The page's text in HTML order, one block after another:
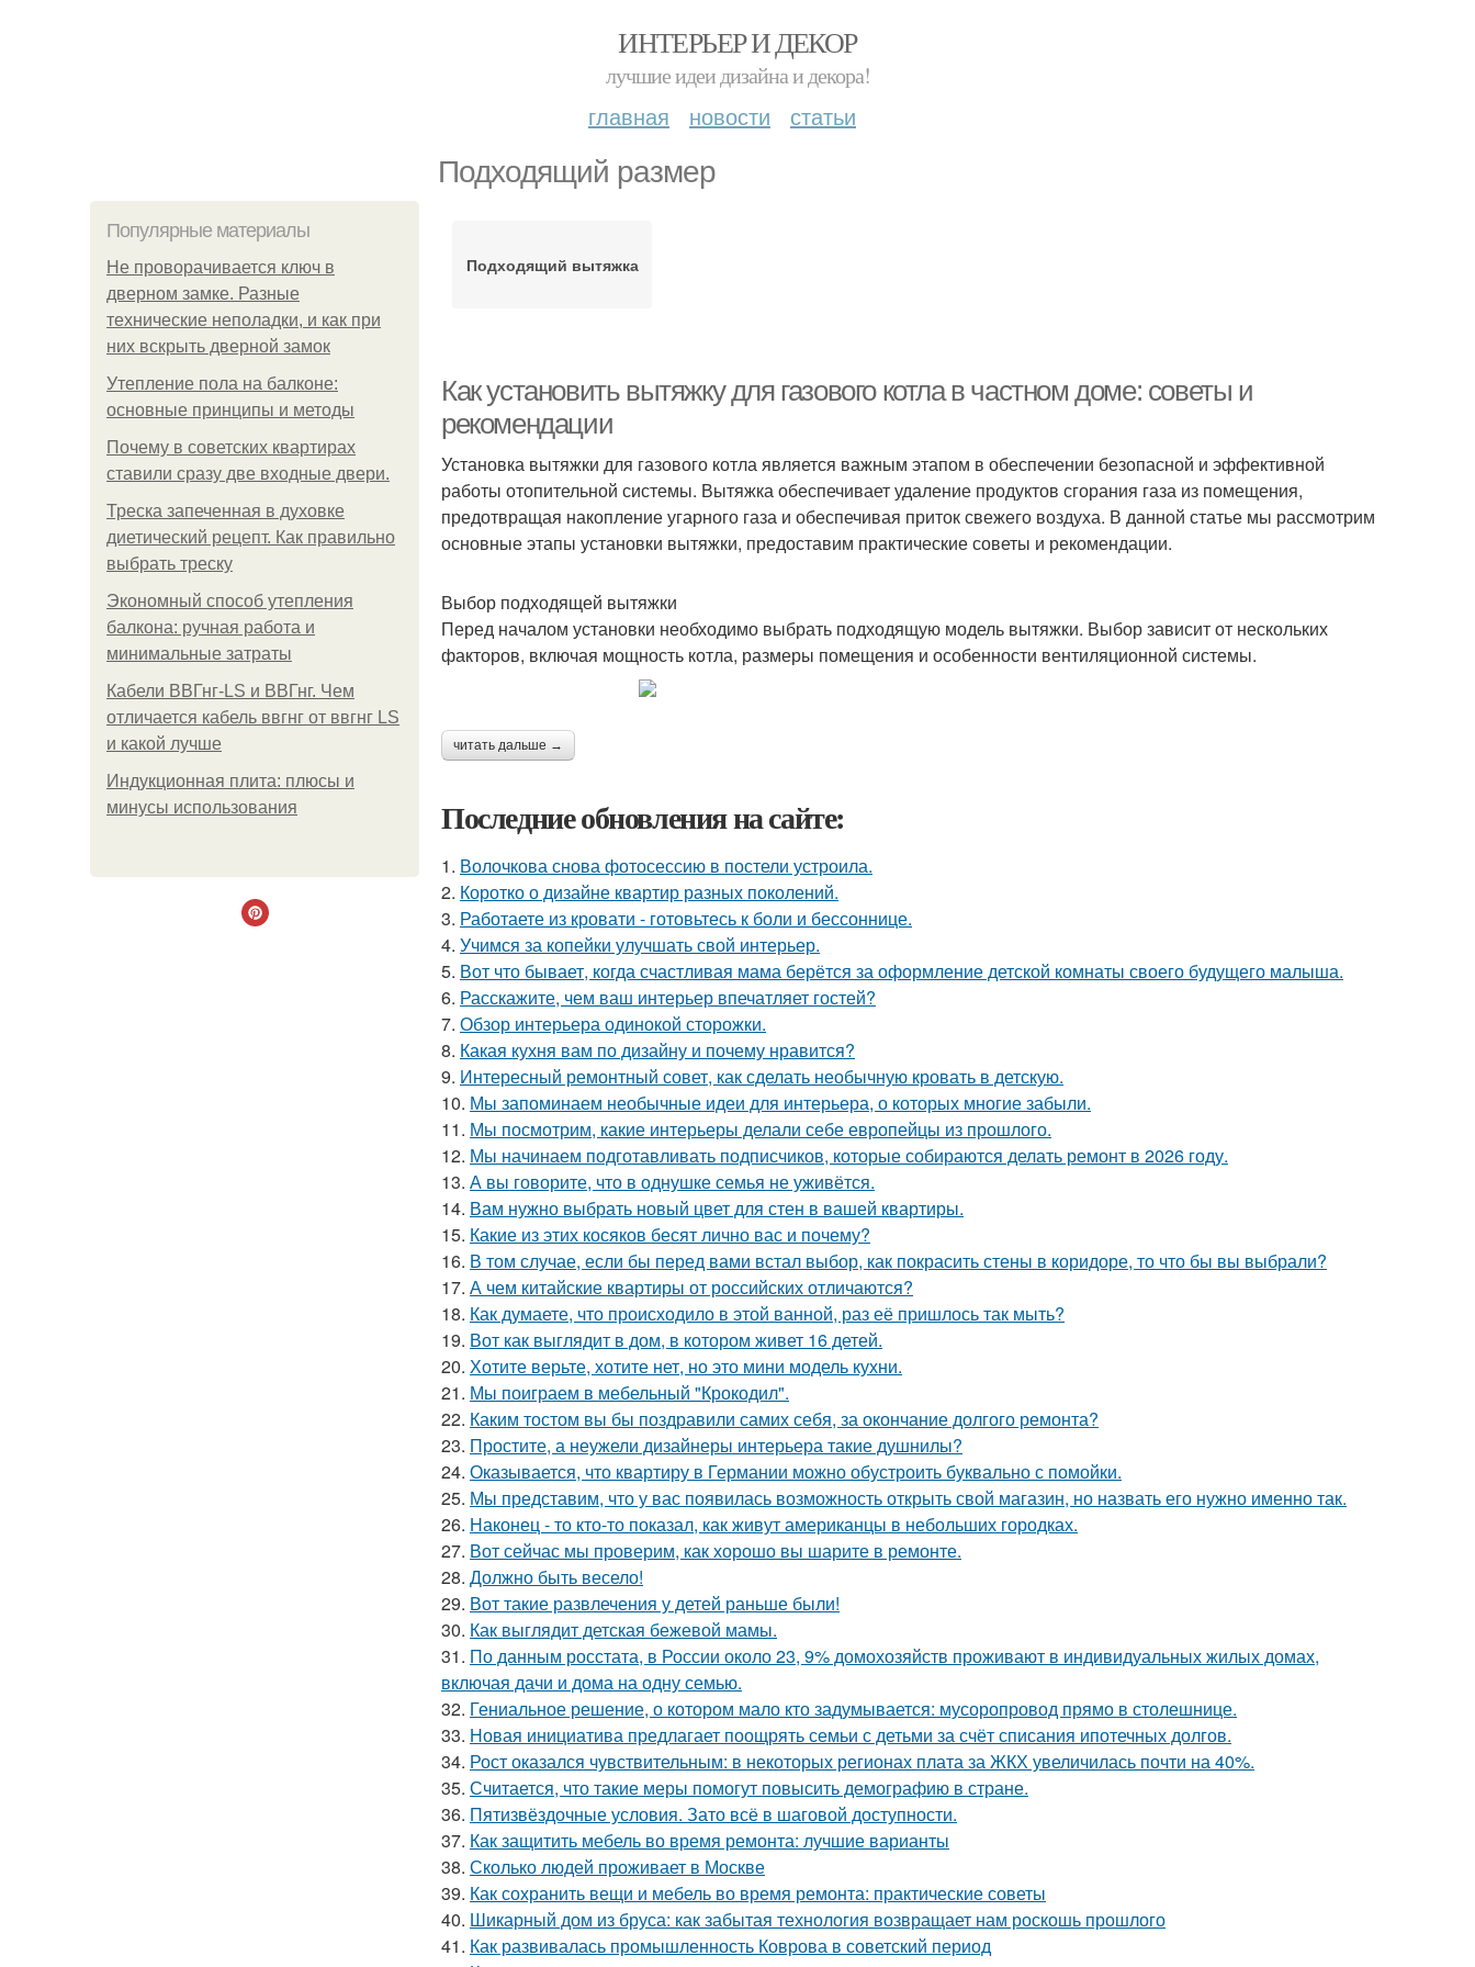
ИНТЕРЬЕР И ДЕКОР
лучшие идеи дизайна и декора!
главная новости статьи
Подходящий размер
Популярные материалы
Не проворачивается ключ в
дверном замке. Разные
технические неполадки, и как при
них вскрыть дверной замок
Утепление пола на балконе:
основные принципы и методы
Почему в советских квартирах
ставили сразу две входные двери.
Треска запеченная в духовке
диетический рецепт. Как правильно
выбрать треску
Экономный способ утепления
балкона: ручная работа и
минимальные затраты
Кабели ВВГнг-LS и ВВГнг. Чем
отличается кабель ввгнг от ввгнг LS
и какой лучше
Индукционная плита: плюсы и
минусы использования
Подходящий вытяжка
Как установить вытяжку для газового котла в частном доме: советы и
рекомендации
Установка вытяжки для газового котла является важным этапом в обеспечении безопасной и эффективной
работы отопительной системы. Вытяжка обеспечивает удаление продуктов сгорания газа из помещения,
предотвращая накопление угарного газа и обеспечивая приток свежего воздуха. В данной статье мы рассмотрим
основные этапы установки вытяжки, предоставим практические советы и рекомендации.
Выбор подходящей вытяжки
Перед началом установки необходимо выбрать подходящую модель вытяжки. Выбор зависит от нескольких
факторов, включая мощность котла, размеры помещения и особенности вентиляционной системы.
читать дальше →
Последние обновления на сайте:
1. Волочкова снова фотосессию в постели устроила.
2. Коротко о дизайне квартир разных поколений.
3. Работаете из кровати - готовьтесь к боли и бессоннице.
4. Учимся за копейки улучшать свой интерьер.
5. Вот что бывает, когда счастливая мама берётся за оформление детской комнаты своего будущего малыша.
6. Расскажите, чем ваш интерьер впечатляет гостей?
7. Обзор интерьера одинокой сторожки.
8. Какая кухня вам по дизайну и почему нравится?
9. Интересный ремонтный совет, как сделать необычную кровать в детскую.
10. Мы запоминаем необычные идеи для интерьера, о которых многие забыли.
11. Мы посмотрим, какие интерьеры делали себе европейцы из прошлого.
12. Мы начинаем подготавливать подписчиков, которые собираются делать ремонт в 2026 году.
13. А вы говорите, что в однушке семья не уживётся.
14. Вам нужно выбрать новый цвет для стен в вашей квартиры.
15. Какие из этих косяков бесят лично вас и почему?
16. В том случае, если бы перед вами встал выбор, как покрасить стены в коридоре, то что бы вы выбрали?
17. А чем китайские квартиры от российских отличаются?
18. Как думаете, что происходило в этой ванной, раз её пришлось так мыть?
19. Вот как выглядит в дом, в котором живет 16 детей.
20. Хотите верьте, хотите нет, но это мини модель кухни.
21. Мы поиграем в мебельный "Крокодил".
22. Каким тостом вы бы поздравили самих себя, за окончание долгого ремонта?
23. Простите, а неужели дизайнеры интерьера такие душнилы?
24. Оказывается, что квартиру в Германии можно обустроить буквально с помойки.
25. Мы представим, что у вас появилась возможность открыть свой магазин, но назвать его нужно именно так.
26. Наконец - то кто-то показал, как живут американцы в небольших городках.
27. Вот сейчас мы проверим, как хорошо вы шарите в ремонте.
28. Должно быть весело!
29. Вот такие развлечения у детей раньше были!
30. Как выглядит детская бежевой мамы.
31. По данным росстата, в России около 23, 9% домохозяйств проживают в индивидуальных жилых домах,
включая дачи и дома на одну семью.
32. Гениальное решение, о котором мало кто задумывается: мусоропровод прямо в столешнице.
33. Новая инициатива предлагает поощрять семьи с детьми за счёт списания ипотечных долгов.
34. Рост оказался чувствительным: в некоторых регионах плата за ЖКХ увеличилась почти на 40%.
35. Считается, что такие меры помогут повысить демографию в стране.
36. Пятизвёздочные условия. Зато всё в шаговой доступности.
37. Как защитить мебель во время ремонта: лучшие варианты
38. Сколько людей проживает в Москве
39. Как сохранить вещи и мебель во время ремонта: практические советы
40. Шикарный дом из бруса: как забытая технология возвращает нам роскошь прошлого
41. Как развивалась промышленность Коврова в советский период